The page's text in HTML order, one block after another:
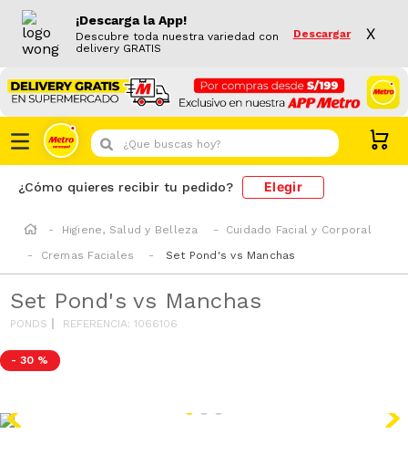
¡Descarga la App!
Descubre toda nuestra variedad con
delivery GRATIS
Descargar X
¿Que buscas hoy?
¿Cómo quieres recibir tu pedido? Elegir
Higiene, Salud y Belleza
Cuidado Facial y Corporal
Cremas Faciales
Set Pond's vs Manchas
Set Pond's vs Manchas
PONDS REFERENCIA:1066106
- 30 %